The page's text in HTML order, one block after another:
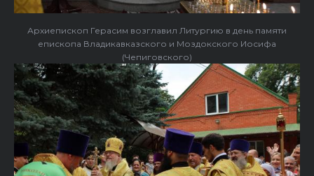
Архиепископ Герасим возглавил Литургию в день памяти
епископа Владикавказского и Моздокского Иосифа
(Чепиговского)